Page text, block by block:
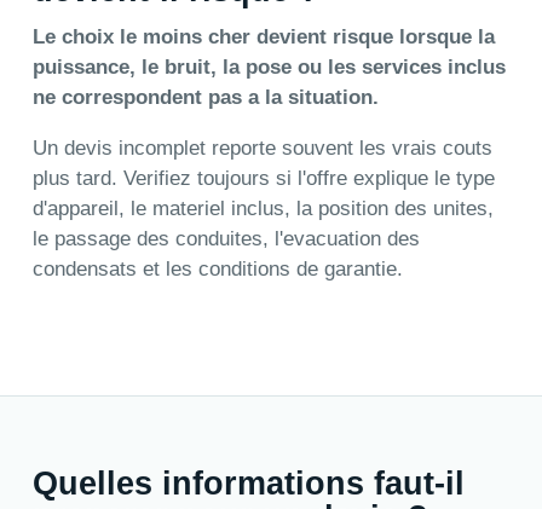
Le choix le moins cher devient risque lorsque la
puissance, le bruit, la pose ou les services inclus
ne correspondent pas a la situation.
Un devis incomplet reporte souvent les vrais couts
plus tard. Verifiez toujours si l'offre explique le type
d'appareil, le materiel inclus, la position des unites,
le passage des conduites, l'evacuation des
condensats et les conditions de garantie.
Quelles informations faut-il